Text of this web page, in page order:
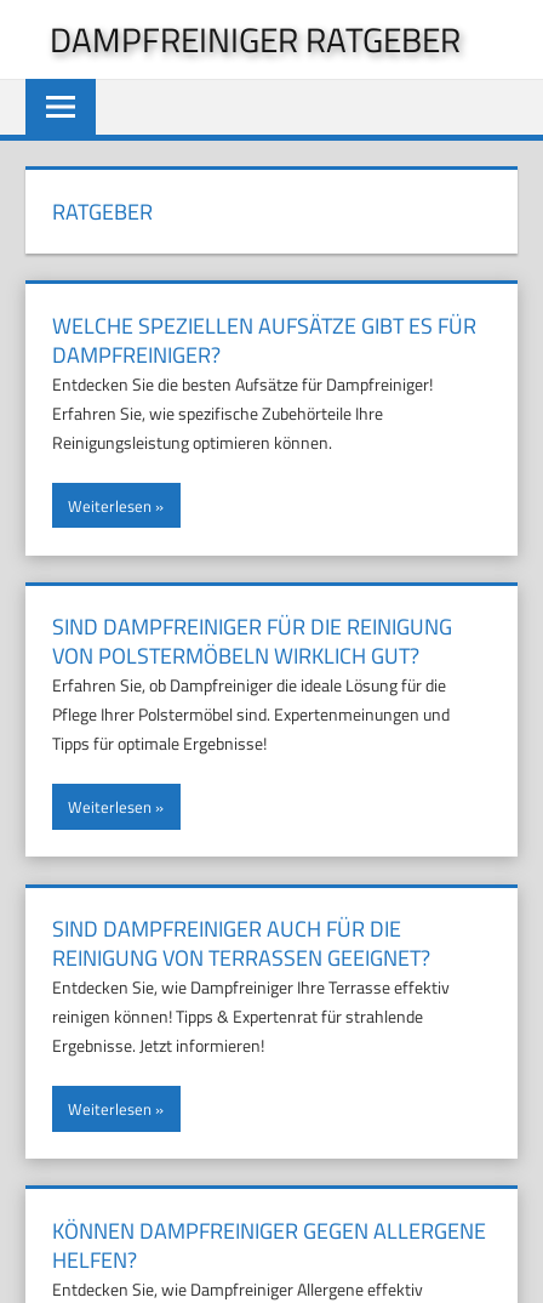
springen
DAMPFREINIGER RATGEBER
RATGEBER
WELCHE SPEZIELLEN AUFSÄTZE GIBT ES FÜR
DAMPFREINIGER?
Entdecken Sie die besten Aufsätze für Dampfreiniger!
Erfahren Sie, wie spezifische Zubehörteile Ihre
Reinigungsleistung optimieren können.
Weiterlesen
SIND DAMPFREINIGER FÜR DIE REINIGUNG
VON POLSTERMÖBELN WIRKLICH GUT?
Erfahren Sie, ob Dampfreiniger die ideale Lösung für die
Pflege Ihrer Polstermöbel sind. Expertenmeinungen und
Tipps für optimale Ergebnisse!
Weiterlesen
SIND DAMPFREINIGER AUCH FÜR DIE
REINIGUNG VON TERRASSEN GEEIGNET?
Entdecken Sie, wie Dampfreiniger Ihre Terrasse effektiv
reinigen können! Tipps & Expertenrat für strahlende
Ergebnisse. Jetzt informieren!
Weiterlesen
KÖNNEN DAMPFREINIGER GEGEN ALLERGENE
HELFEN?
Entdecken Sie, wie Dampfreiniger Allergene effektiv